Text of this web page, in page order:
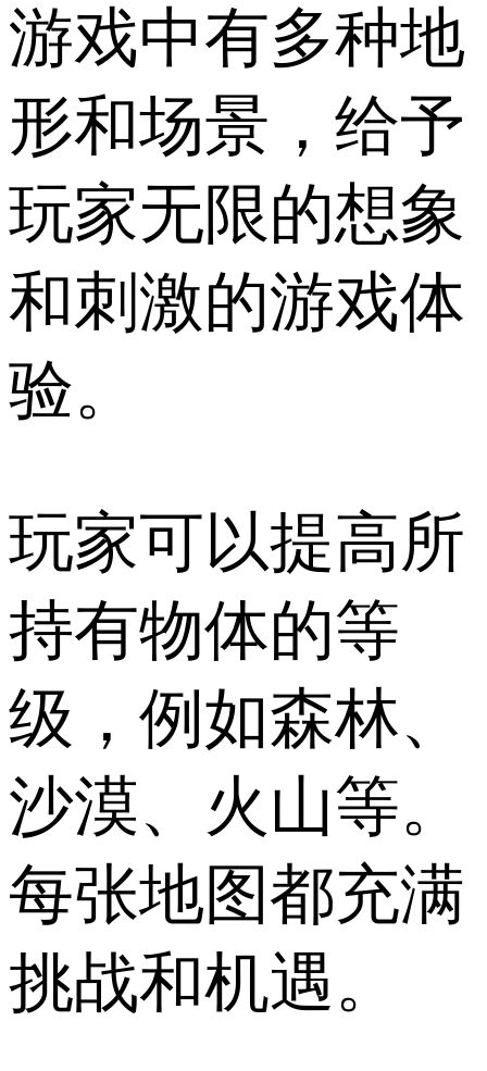
游戏中有多种地
形和场景，给予
玩家无限的想象
和刺激的游戏体
验。
玩家可以提高所
持有物体的等
级，例如森林、
沙漠、火山等。
每张地图都充满
挑战和机遇。